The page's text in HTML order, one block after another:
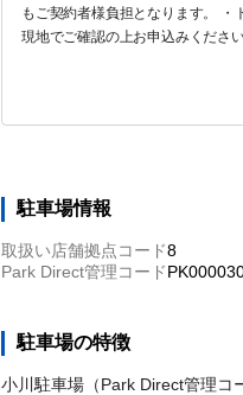
もご契約者様負担となります。
現地でご確認の上お申込みください
駐車場情報
取扱い店舗拠点コード8
Park Direct管理コード
駐車場の特徴
小川駐車場（Park Direct管理コ